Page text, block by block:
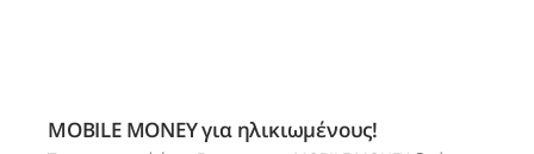
MOBILE MONEY για ηλικιωμένους!